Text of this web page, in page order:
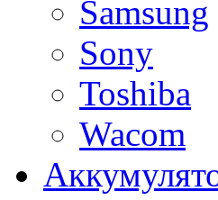
Samsung
Sony
Toshiba
Wacom